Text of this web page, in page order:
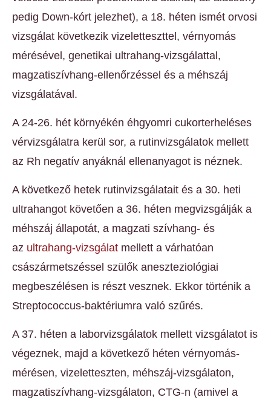
pedig Down-kórt jelezhet), a 18. héten ismét orvosi
vizsgálat következik vizeletteszttel, vérnyomás
mérésével, genetikai ultrahang-vizsgálattal,
magzatiszívhang-ellenőrzéssel és a méhszáj
vizsgálatával.
A 24-26. hét környékén éhgyomri cukorterheléses
vérvizsgálatra kerül sor, a rutinvizsgálatok mellett
az Rh negatív anyáknál ellenanyagot is néznek.
A következő hetek rutinvizsgálatait és a 30. heti
ultrahangot követően a 36. héten megvizsgálják a
méhszáj állapotát, a magzati szívhang- és
az ultrahang-vizsgálat mellett a várhatóan
császármetszéssel szülők aneszteziológiai
megbeszélésen is részt vesznek. Ekkor történik a
Streptococcus-baktériumra való szűrés.
A 37. héten a laborvizsgálatok mellett vizsgálatot is
végeznek, majd a következő héten vérnyomás-
mérésen, vizeletteszten, méhszáj-vizsgálaton,
magzatiszívhang-vizsgálaton, CTG-n (amivel a